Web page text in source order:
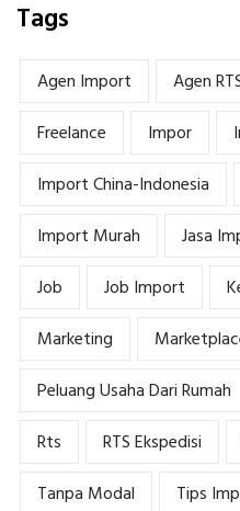
Tags
Agen Import Agen
Freelance
Impor
Import China-Indonesia
Import Murah
Jasa
Job
Job Import
Marketing
Peluang Usaha Dari Rumah
Rts
RTS Ekspedisi
Tanpa Modal
Tips